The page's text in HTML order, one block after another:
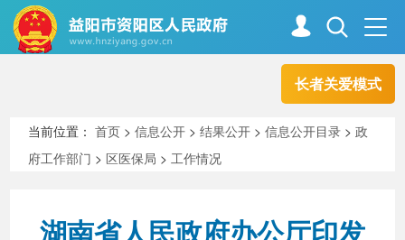
长者关爱模式
走进资阳
当前位置：首页 >信息公开 >结果公开 >信息公开目录 >政
府工作部门 > 区医保局 >工作情况
湖南省人民政府办公厅印发